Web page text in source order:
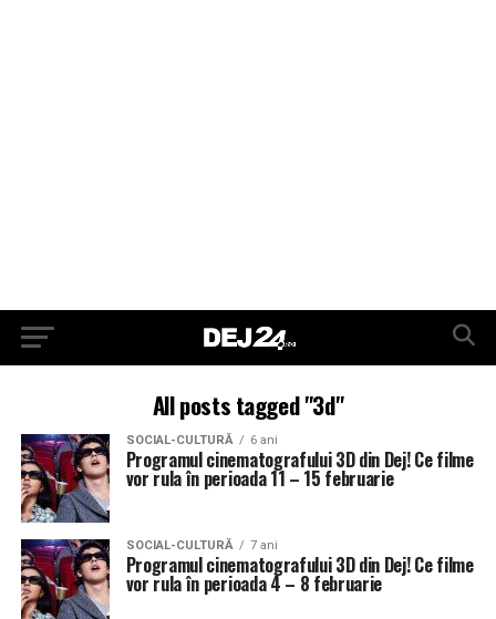
All posts tagged "3d"
SOCIAL-CULTURĂ 6 ani
Programul cinematografului 3D din Dej! Ce filme
vor rula în perioada 11 – 15 februarie
SOCIAL-CULTURĂ 7 ani
Programul cinematografului 3D din Dej! Ce filme
vor rula în perioada 4 – 8 februarie